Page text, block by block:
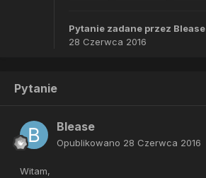
Pytanie zadane przez Blease
28 Czerwca 2016
Pytanie
Blease
Opublikowano 28 Czerwca 2016
Witam,